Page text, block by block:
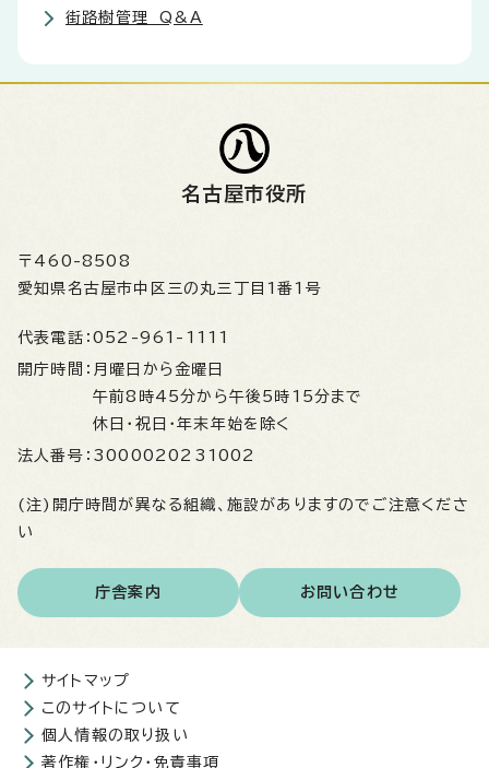
街路樹管理 Q&A
名古屋市役所
〒460-8508
愛知県名古屋市中区三の丸三丁目1番1号
代表電話： 052-961-1111
開庁時間： 月曜日から金曜日
午前8時45分から午後5時15分まで
休日・祝日・年末年始を除く
法人番号： 3000020231002
(注)開庁時間が異なる組織、施設がありますのでご注意くださ
い
庁舎案内 お問い合わせ
サイトマップ
このサイトについて
個人情報の取り扱い
著作権・リンク・免責事項